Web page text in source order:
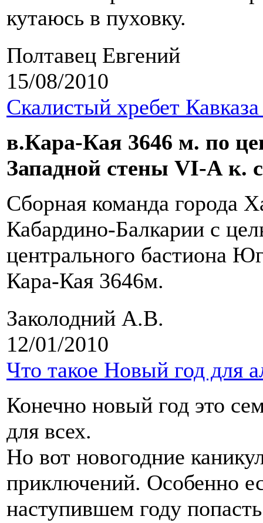
кутаюсь в пуховку.
Полтавец Евгений
15/08/2010
Скалистый хребет
в.Кара-Кая 3646 м. по
Западной стены VI-А к.
Сборная команда города
Кабардино-Балкарии с
центрального бастиона
Кара-Кая 3646м.
Заколодний А.В.
12/01/2010
Что такое Новый год для
Конечно новый год это
для всех.
Но вот новогодние
приключений. Особенно
наступившем году